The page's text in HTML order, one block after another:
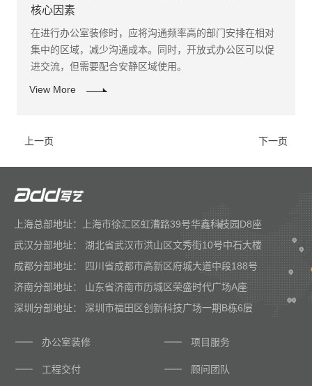
核心因素
在进行办公室装修时，应将沟通频率高的部门安排在相对
集中的区域，减少沟通成本。同时，开放式办公区可以促
进交流，但需要配合安静区域使用。
View More
上一页 下一页
上海总部地址：上海市徐汇区虹漕路39号华鑫科技园D8座
武汉分部地址： 湖北省武汉市洪山区文秀街10号中石大楼
成都分部地址： 四川省成都市高新区府城大道中段188号
济南分部地址： 山东省济南市历城区荣盛时代广场A座
深圳分部地址： 深圳市福田区创新科技广场一期B栋6层
办公室装修 项目服务
工程交付 顾问团队